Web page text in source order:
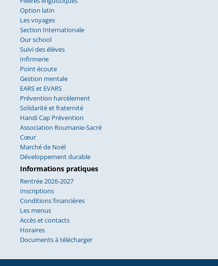
Option latin
Les voyages
Section Internationale
Our school
Suivi des élèves
Infirmerie
Point écoute
Gestion mentale
EARS et EVARS
Prévention harcèlement
Solidarité et fraternité
Handi Cap Prévention
Association Roumanie-Sacré
Cœur
Marché de Noël
Développement durable
Informations pratiques
Rentrée 2026-2027
Inscriptions
Conditions financières
Les menus
Accès et contacts
Horaires
Documents à télécharger